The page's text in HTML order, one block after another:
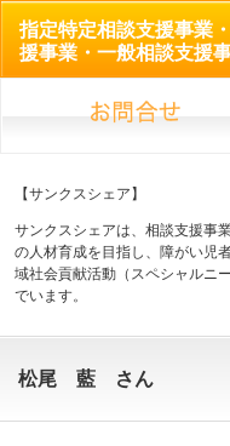
指定特定相談支援事業
援事業・一般相談支援
【サンクスシェア】
サンクスシェアは、相談支援事
の人材育成を目指し、障がい児
域社会貢献活動（スペシャルニ
でいます。
松尾 藍 さん